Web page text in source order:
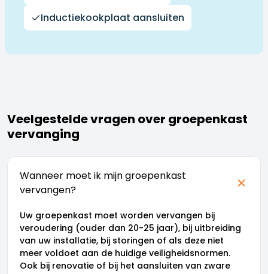
Inductiekookplaat aansluiten
Veelgestelde vragen over groepenkast
vervanging
Wanneer moet ik mijn groepenkast
vervangen?
Uw groepenkast moet worden vervangen bij
veroudering (ouder dan 20-25 jaar), bij uitbreiding
van uw installatie, bij storingen of als deze niet
meer voldoet aan de huidige veiligheidsnormen.
Ook bij renovatie of bij het aansluiten van zware